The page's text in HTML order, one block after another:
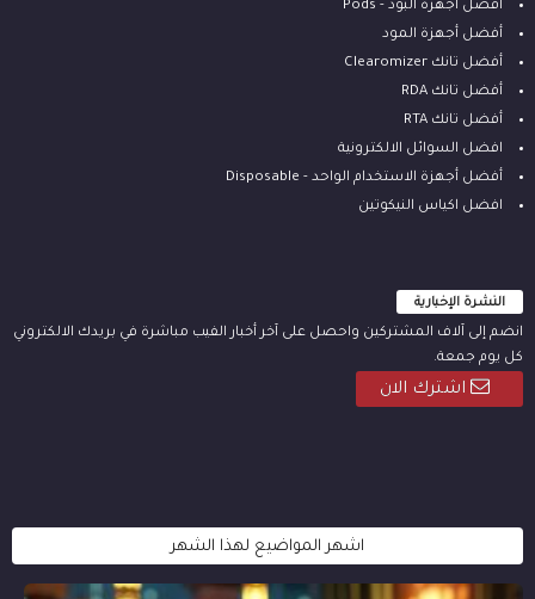
افضل اجهزة البود - Pods
أفضل أجهزة المود
أفضل تانك Clearomizer
أفضل تانك RDA
أفضل تانك RTA
افضل السوائل الالكترونية
أفضل أجهزة الاستخدام الواحد - Disposable
افضل اكياس النيكوتين
النشرة الإخبارية
انضم إلى آلاف المشتركين واحصل على آخر أخبار الفيب مباشرة في بريدك الالكتروني
كل يوم جمعة.
اشترك الان
اشهر المواضيع لهذا الشهر